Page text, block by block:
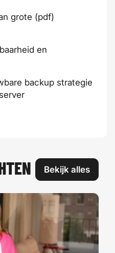
grote (pdf)
en
backup strategie
Bekijk alles